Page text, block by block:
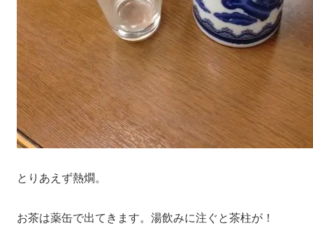
とりあえず熱燗。
お茶は薬缶で出てきます。湯飲みに注ぐと茶柱が！